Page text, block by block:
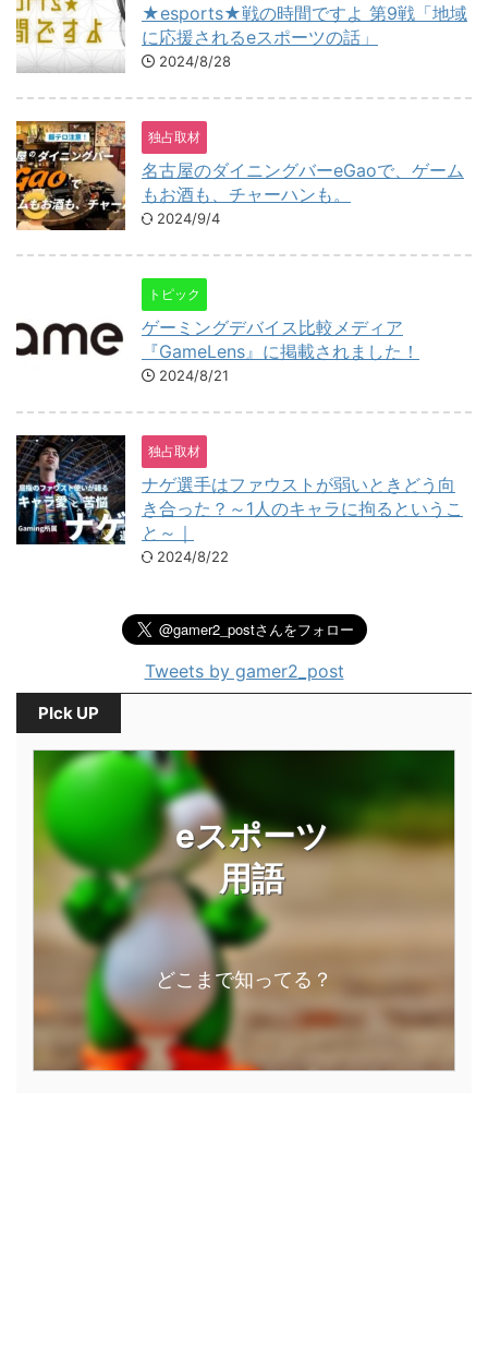
★esports★戦の時間ですよ 第9戦「地域
に応援されるeスポーツの話」
2024/8/28
独占取材
名古屋のダイニングバーeGaoで、ゲーム
もお酒も、チャーハンも。
2024/9/4
トピック
ゲーミングデバイス比較メディア
『GameLens』に掲載されました！
2024/8/21
独占取材
ナゲ選手はファウストが弱いときどう向
き合った？～1人のキャラに拘るというこ
と～｜
2024/8/22
Tweets by gamer2_post
PIck UP
eスポーツ
用語
どこまで知ってる？